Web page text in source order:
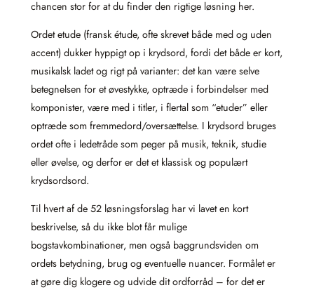
chancen stor for at du finder den rigtige løsning her.
Ordet etude (fransk étude, ofte skrevet både med og uden
accent) dukker hyppigt op i krydsord, fordi det både er kort,
musikalsk ladet og rigt på varianter: det kan være selve
betegnelsen for et øvestykke, optræde i forbindelser med
komponister, være med i titler, i flertal som “etuder” eller
optræde som fremmedord/oversættelse. I krydsord bruges
ordet ofte i ledetråde som peger på musik, teknik, studie
eller øvelse, og derfor er det et klassisk og populært
krydsordsord.
Til hvert af de 52 løsningsforslag har vi lavet en kort
beskrivelse, så du ikke blot får mulige
bogstavkombinationer, men også baggrundsviden om
ordets betydning, brug og eventuelle nuancer. Formålet er
at gøre dig klogere og udvide dit ordforråd – for det er